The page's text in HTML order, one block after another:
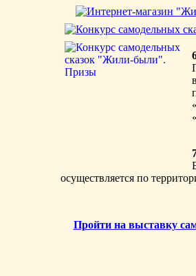
осуществляется по
Пройти на выставку